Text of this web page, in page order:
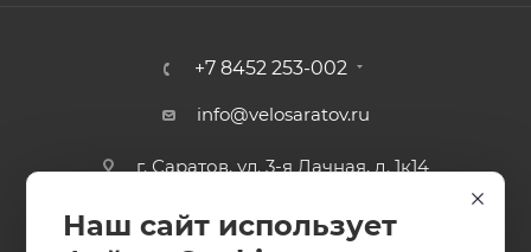
+7 8452 253-002
info@velosaratov.ru
г. Саратов, ул. 3-я Дачная, д. 1к14
Наш сайт использует